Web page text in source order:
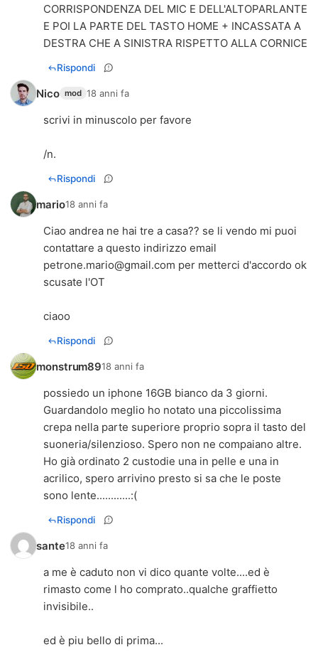
CORRISPONDENZA DEL MIC E DELL'ALTOPARLANTE
E POI LA PARTE DEL TASTO HOME + INCASSATA A
DESTRA CHE A SINISTRA RISPETTO ALLA CORNICE
Rispondi
Nico mod 18 anni fa
scrivi in minuscolo per favore
/n.
Rispondi
mario18 anni fa
Ciao andrea ne hai tre a casa?? se li vendo mi puoi
contattare a questo indirizzo email
petrone.mario@gmail.com per metterci d'accordo ok
scusate l'OT
ciaoo
Rispondi
monstrum8918 anni fa
possiedo un iphone 16GB bianco da 3 giorni.
Guardandolo meglio ho notato una piccolissima
crepa nella parte superiore proprio sopra il tasto del
suoneria/silenzioso. Spero non ne compaiano altre.
Ho già ordinato 2 custodie una in pelle e una in
acrilico, spero arrivino presto si sa che le poste
sono lente............:(
Rispondi
sante18 anni fa
a me è caduto non vi dico quante volte....ed è
rimasto come l ho comprato..qualche graffietto
invisibile..
ed è piu bello di prima...